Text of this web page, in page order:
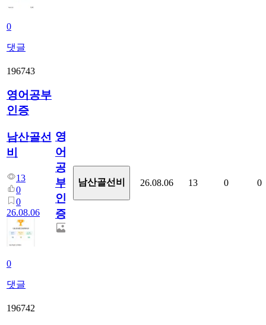
0
댓글
196743
영어공부
인증
남산골선
비
13
0
0
26.08.06
0
댓글
영
어
공
부
인
증
남산골선비 26.08.06 13 0 0
196742